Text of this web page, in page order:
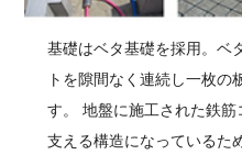
基礎はベタ基礎を採用。ベ
トを隙間なく連続し一枚の
す。 地盤に施工された鉄
支える構造になっているた